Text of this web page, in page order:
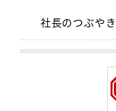
社長のつぶやき